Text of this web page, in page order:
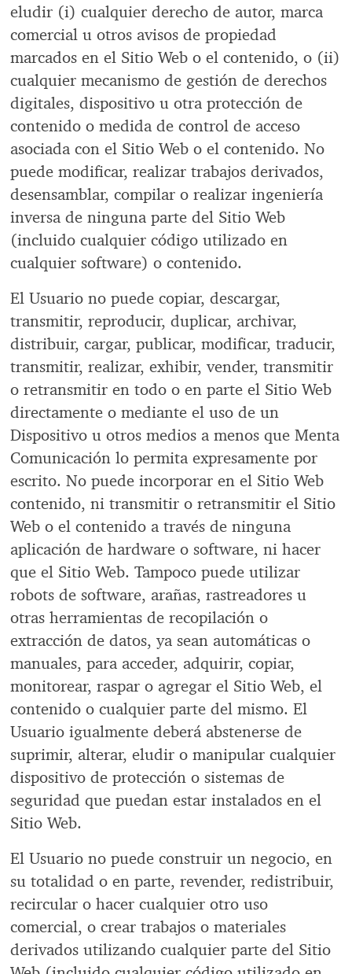
eludir (i) cualquier derecho de autor, marca
comercial u otros avisos de propiedad
marcados en el Sitio Web o el contenido, o (ii)
cualquier mecanismo de gestión de derechos
digitales, dispositivo u otra protección de
contenido o medida de control de acceso
asociada con el Sitio Web o el contenido. No
puede modificar, realizar trabajos derivados,
desensamblar, compilar o realizar ingeniería
inversa de ninguna parte del Sitio Web
(incluido cualquier código utilizado en
cualquier software) o contenido.
El Usuario no puede copiar, descargar,
transmitir, reproducir, duplicar, archivar,
distribuir, cargar, publicar, modificar, traducir,
transmitir, realizar, exhibir, vender, transmitir
o retransmitir en todo o en parte el Sitio Web
directamente o mediante el uso de un
Dispositivo u otros medios a menos que Menta
Comunicación lo permita expresamente por
escrito. No puede incorporar en el Sitio Web
contenido, ni transmitir o retransmitir el Sitio
Web o el contenido a través de ninguna
aplicación de hardware o software, ni hacer
que el Sitio Web. Tampoco puede utilizar
robots de software, arañas, rastreadores u
otras herramientas de recopilación o
extracción de datos, ya sean automáticas o
manuales, para acceder, adquirir, copiar,
monitorear, raspar o agregar el Sitio Web, el
contenido o cualquier parte del mismo. El
Usuario igualmente deberá abstenerse de
suprimir, alterar, eludir o manipular cualquier
dispositivo de protección o sistemas de
seguridad que puedan estar instalados en el
Sitio Web.
El Usuario no puede construir un negocio, en
su totalidad o en parte, revender, redistribuir,
recircular o hacer cualquier otro uso
comercial, o crear trabajos o materiales
derivados utilizando cualquier parte del Sitio